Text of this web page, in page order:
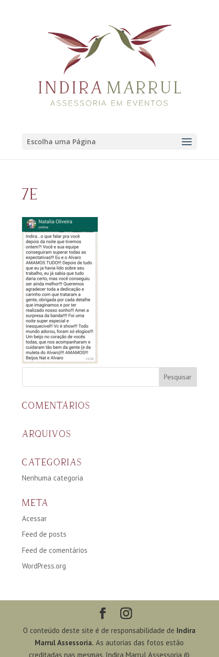
Escolha uma Página
7E
COMENTÁRIOS
ARQUIVOS
CATEGORIAS
Nenhuma categoria
META
Acessar
Feed de posts
Feed de comentários
WordPress.org
O conteúdo deste site é de responsabilidade de Indira
Marrul Assessoria. As autorias das fotos estão
creditadas nas mesmas. Indira Marrul Assessoria ©